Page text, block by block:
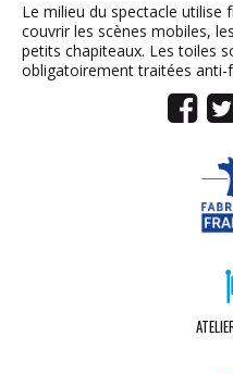
Le milieu du spectacle utilise
couvrir les scènes mobiles,
petits chapiteaux. Les toiles
obligatoirement traitées anti-